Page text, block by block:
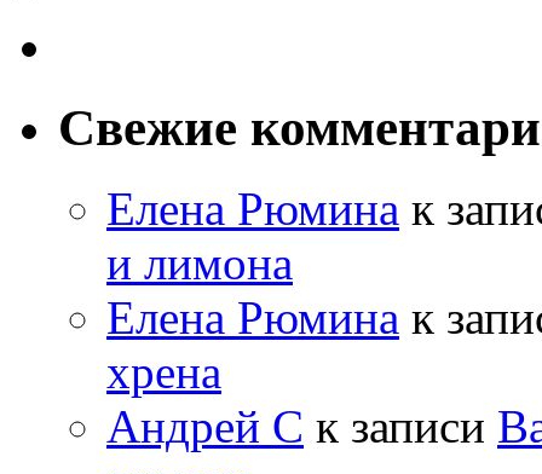
Свежие
Елена Рюмина к
и лимона
Елена Рюмина к
хрена
Андрей С к записи